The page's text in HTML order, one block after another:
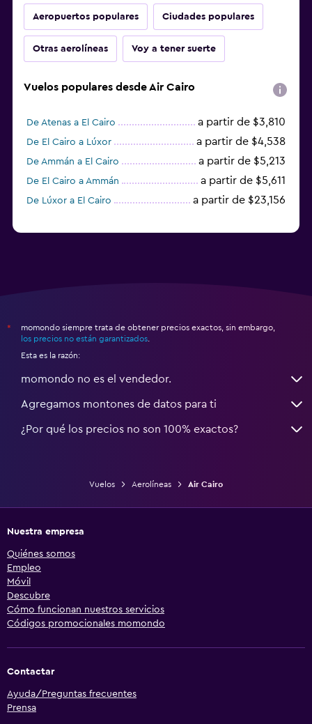
Aeropuertos populares Ciudades populares
Otras aerolíneas Voy a tener suerte
Vuelos populares desde Air Cairo
De Atenas a El Cairo a partir de $3,810
De El Cairo a Lúxor a partir de $4,538
De Ammán a El Cairo a partir de $5,213
De El Cairo a Ammán a partir de $5,611
De Lúxor a El Cairo a partir de $23,156
*
momondo siempre trata de obtener precios exactos, sin embargo,
los precios no están garantizados
Esta es la razón:
momondo no es el vendedor.
Agregamos montones de datos para ti
¿Por qué los precios no son 100% exactos?
Vuelos Aerolíneas Air Cairo
Nuestra empresa
Quiénes somos
Empleo
Móvil
Descubre
Cómo funcionan nuestros servicios
Códigos promocionales momondo
Contactar
Ayuda/Preguntas frecuentes
Prensa